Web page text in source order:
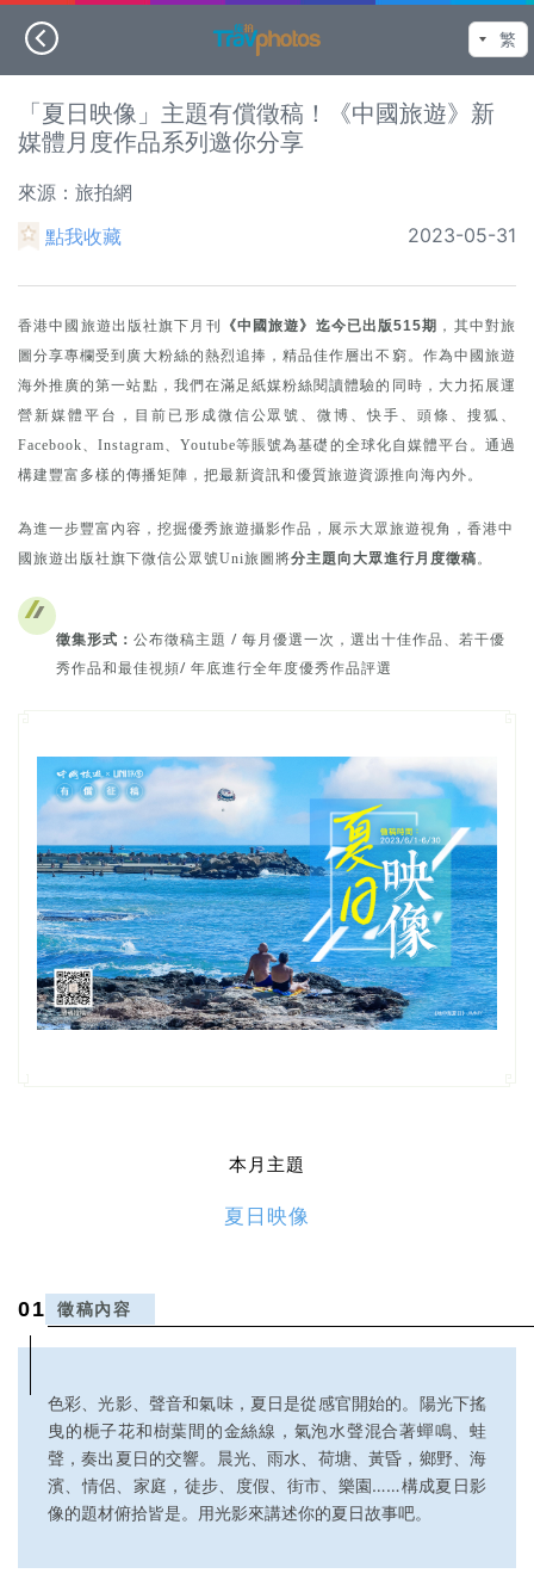
「夏日映像」主題有償徵稿！《中國旅遊》新
媒體月度作品系列邀你分享
來源：旅拍網
點我收藏
2023-05-31
香港中國旅遊出版社旗下月刊 《中國旅遊》迄今已出版515期 ，其中對旅
圖分享專欄受到廣大粉絲的熱烈追捧，精品佳作層出不窮。作為中國旅遊
海外推廣的第一站點，我們在滿足紙媒粉絲閱讀體驗的同時，大力拓展運
營新媒體平台，目前已形成微信公眾號、微博、快手、頭條、搜狐、
Facebook、Instagram、Youtube等賬號為基礎的全球化自媒體平台。通過
構建豐富多樣的傳播矩陣，把最新資訊和優質旅遊資源推向海內外。
為進一步豐富內容，挖掘優秀旅遊攝影作品，展示大眾旅遊視角，香港中
國旅遊出版社旗下微信公眾號Uni旅圖將分主題向大眾進行月度徵稿。
徵集形式： 公布徵稿主題 / 每月優選一次，選出十佳作品、若干優
秀作品和最佳視頻/ 年底進行全年度優秀作品評選
本月主題
夏日映像
01 徵稿內容
色彩、光影、聲音和氣味，夏日是從感官開始的。陽光下搖
曳的梔子花和樹葉間的金絲線，氣泡水聲混合著蟬鳴、蛙
聲，奏出夏日的交響。晨光、雨水、荷塘、黃昏，鄉野、海
濱、情侶、家庭，徒步、度假、街市、樂園……構成夏日影
像的題材俯拾皆是。用光影來講述你的夏日故事吧。